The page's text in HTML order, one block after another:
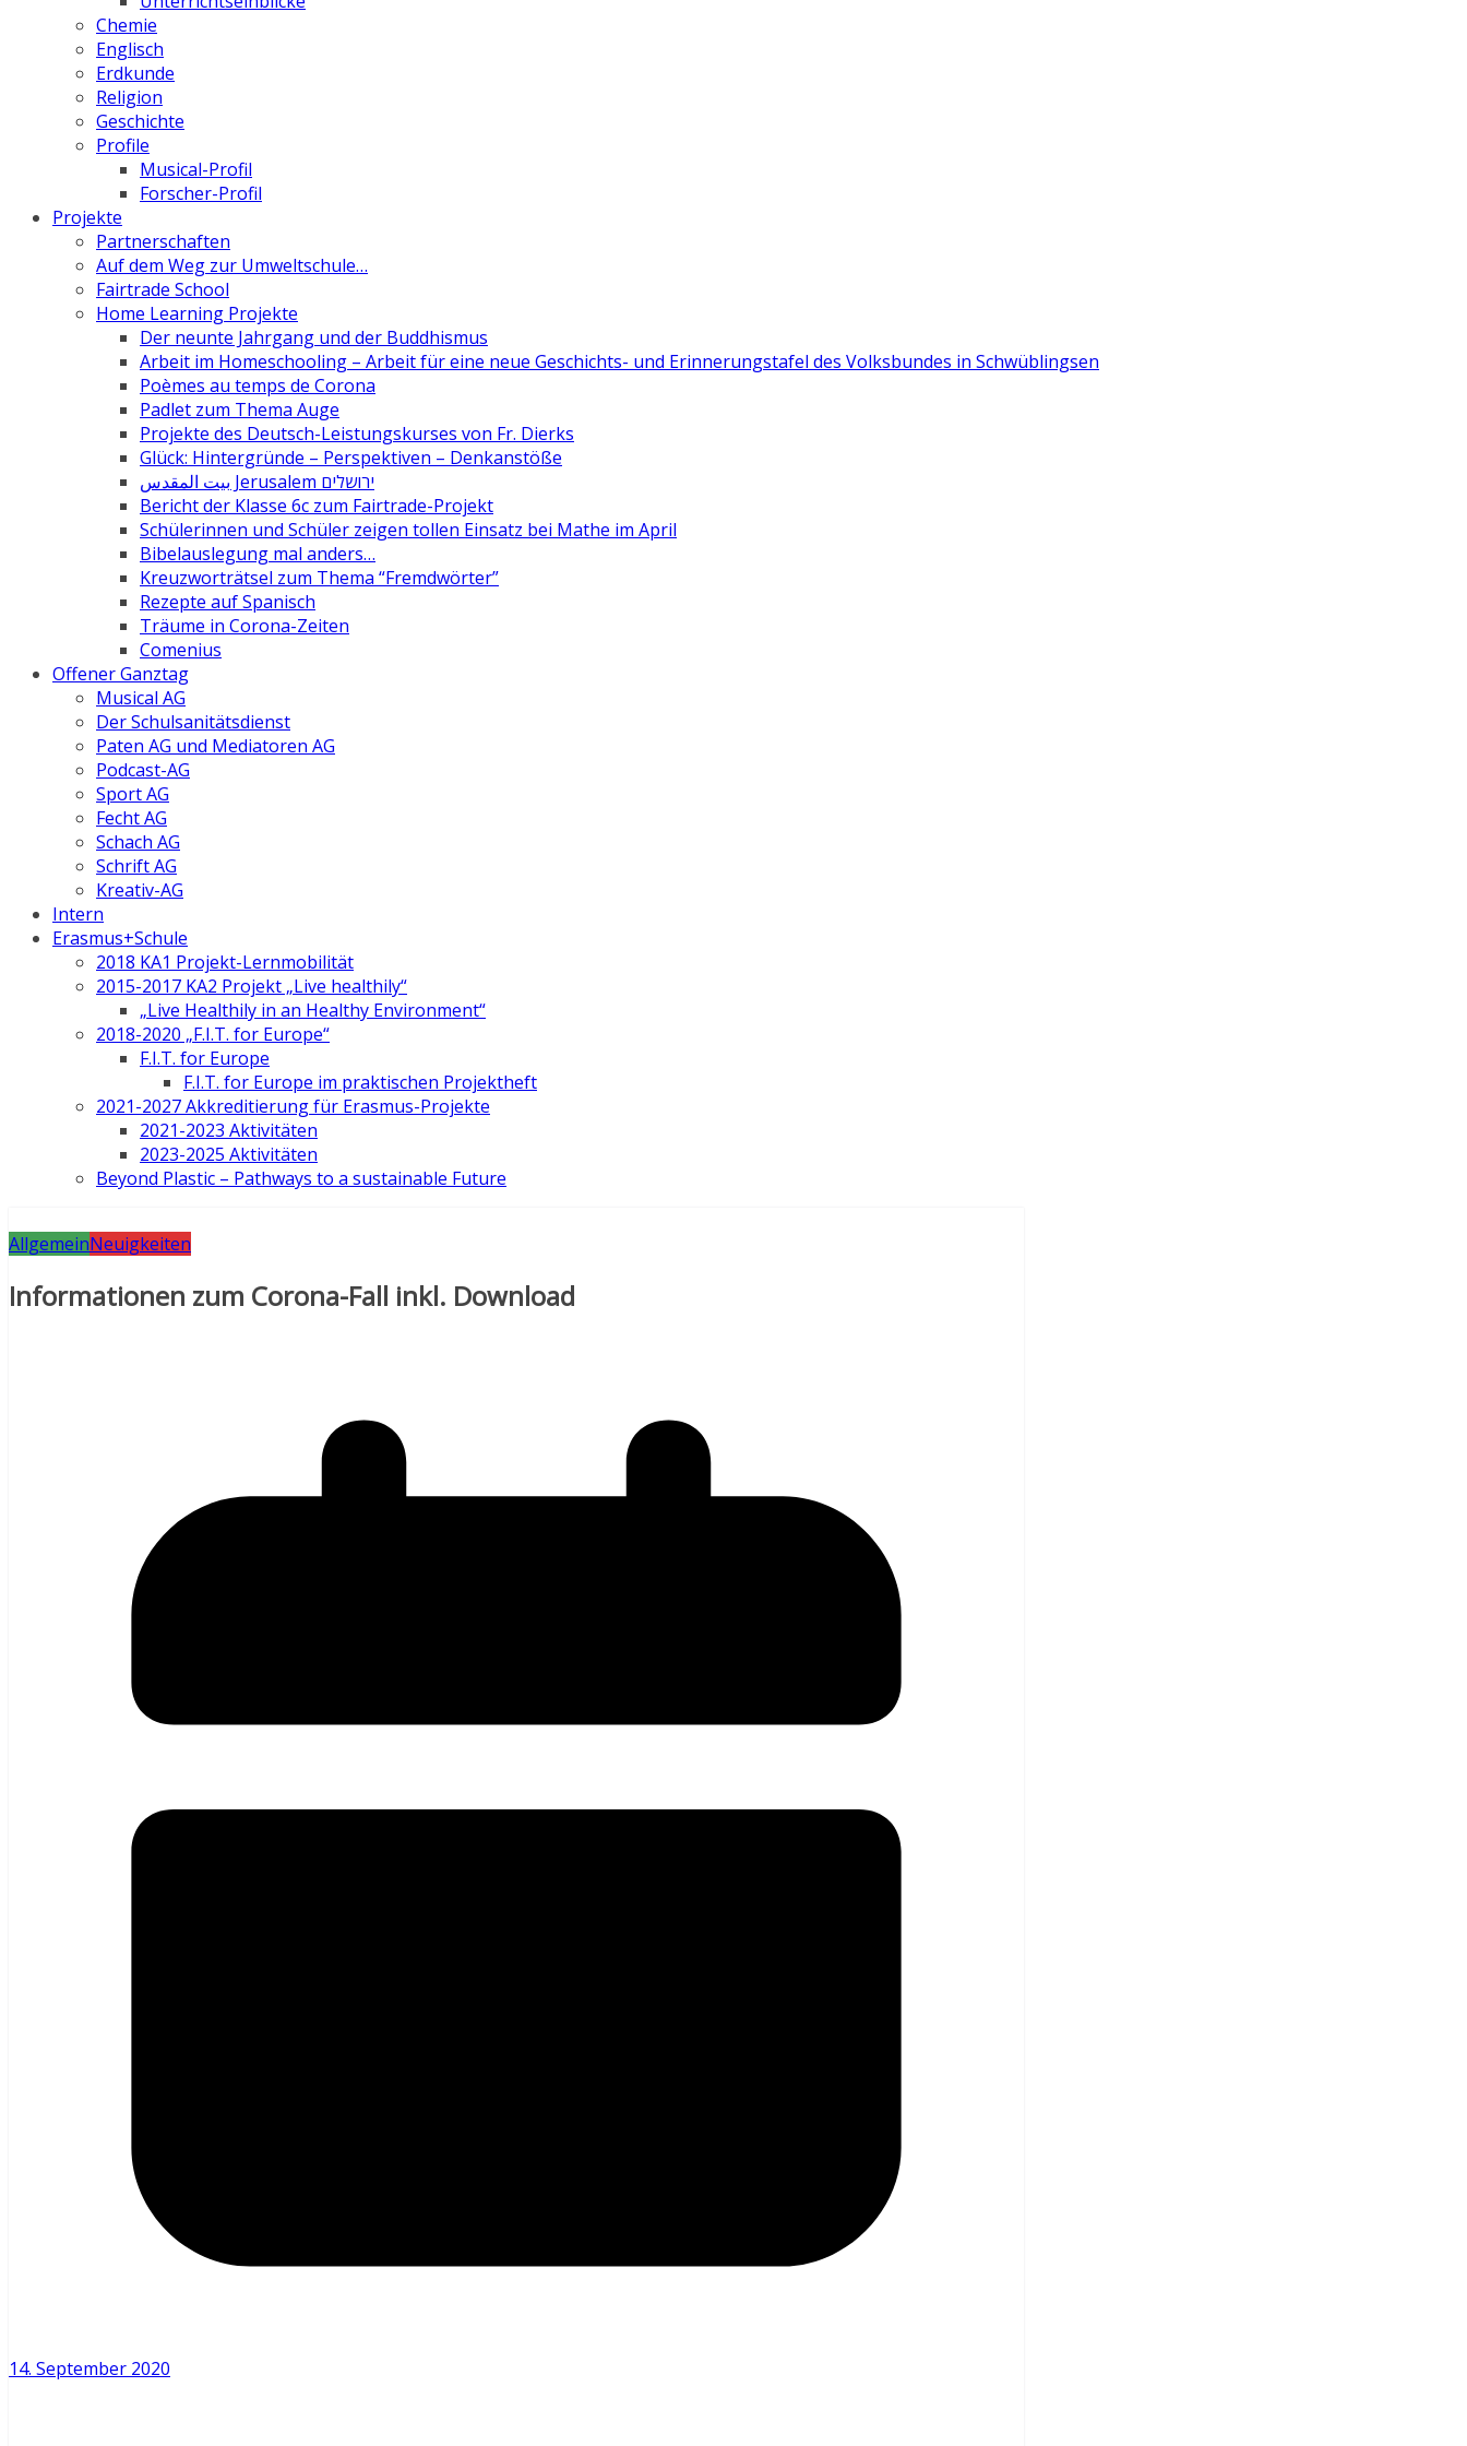
Chemie
Englisch
Erdkunde
Religion
Geschichte
Profile
Musical-Profil
Forscher-Profil
Projekte
Partnerschaften
Auf dem Weg zur Umweltschule…
Fairtrade School
Home Learning Projekte
Der neunte Jahrgang und der Buddhismus
Arbeit im Homeschooling – Arbeit für eine neue Geschichts- und Erinnerungstafel des Volksbundes in Schwüblingsen
Poèmes au temps de Corona
Padlet zum Thema Auge
Projekte des Deutsch-Leistungskurses von Fr. Dierks
Glück: Hintergründe – Perspektiven – Denkanstöße
بيت المقدس Jerusalem ירושלים
Bericht der Klasse 6c zum Fairtrade-Projekt
Schülerinnen und Schüler zeigen tollen Einsatz bei Mathe im April
Bibelauslegung mal anders…
Kreuzworträtsel zum Thema “Fremdwörter”
Rezepte auf Spanisch
Träume in Corona-Zeiten
Comenius
Offener Ganztag
Musical AG
Der Schulsanitätsdienst
Paten AG und Mediatoren AG
Podcast-AG
Sport AG
Fecht AG
Schach AG
Schrift AG
Kreativ-AG
Intern
Erasmus+Schule
2018 KA1 Projekt-Lernmobilität
2015-2017 KA2 Projekt „Live healthily“
„Live Healthily in an Healthy Environment“
2018-2020 „F.I.T. for Europe“
F.I.T. for Europe
F.I.T. for Europe im praktischen Projektheft
2021-2027 Akkreditierung für Erasmus-Projekte
2021-2023 Aktivitäten
2023-2025 Aktivitäten
Beyond Plastic – Pathways to a sustainable Future
AllgemeinNeuigkeiten
Informationen zum Corona-Fall inkl. Download
14. September 2020